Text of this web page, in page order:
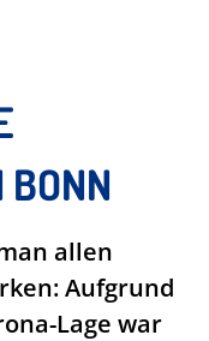
allen
Aufgrund
Lage war